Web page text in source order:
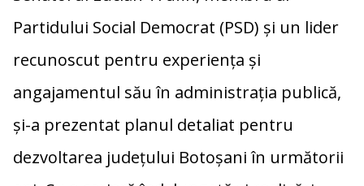
o
k
L
n
k
t
j
e
a
z
Partidului Social Democrat (PSD) și un lider
recunoscut pentru experiența și
angajamentul său în administrația publică,
și-a prezentat planul detaliat pentru
dezvoltarea județului Botoșani în următorii